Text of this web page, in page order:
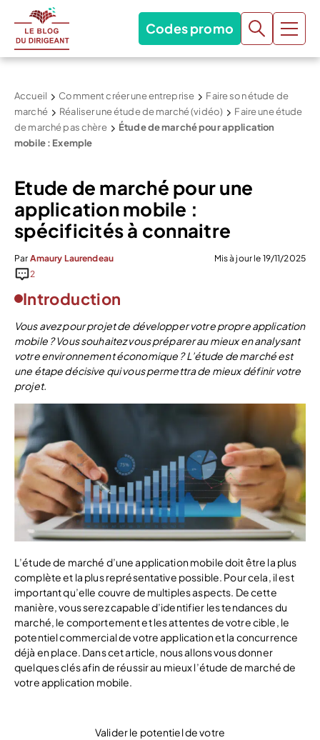
Codes promo
Accueil Comment créer une entreprise
Faire son étude de
marché
Réaliser une étude de marché (vidéo)
Faire une étude
de marché pas chère
Étude de marché pour application
mobile : Exemple
Etude de marché pour une
application mobile :
spécificités à connaitre
Par Amaury Laurendeau
Mis à jour le 19/11/2025
2
Introduction
Vous avez pour projet de développer votre propre application
mobile ? Vous souhaitez vous préparer au mieux en analysant
votre environnement économique ? L’étude de marché est
une étape décisive qui vous permettra de mieux définir votre
projet.
L’étude de marché d’une application mobile doit être la plus
complète et la plus représentative possible. Pour cela, il est
important qu’elle couvre de multiples aspects. De cette
manière, vous serez capable d’identifier les tendances du
marché, le comportement et les attentes de votre cible, le
potentiel commercial de votre application et la concurrence
déjà en place. Dans cet article, nous allons vous donner
quelques clés afin de réussir au mieux l’étude de marché de
votre application mobile.
Valider le potentiel de votre